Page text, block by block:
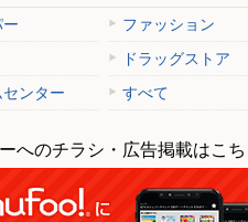
ー
ファッション
ドラッグストア
ンター
すべて
へのチラシ・広告掲載はこち